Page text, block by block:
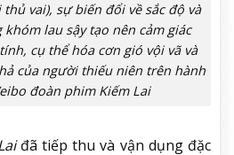
thủ vai), sự biến đổi về sắc độ và
lau sậy tạo nên cảm giác
cụ thể hóa cơn gió vội vã và
của người thiếu niên trên hành
đoàn phim Kiếm Lai
đã tiếp thu và vận dụng đặc